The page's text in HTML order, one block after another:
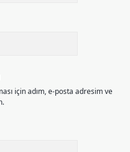
için adım, e-posta adresim ve